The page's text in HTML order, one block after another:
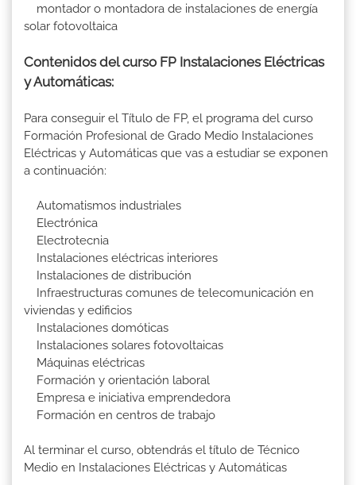
montador o montadora de instalaciones de energía
solar fotovoltaica
Contenidos del curso FP Instalaciones Eléctricas
y Automáticas:
Para conseguir el Título de FP, el programa del curso
Formación Profesional de Grado Medio Instalaciones
Eléctricas y Automáticas que vas a estudiar se exponen
a continuación:
Automatismos industriales
Electrónica
Electrotecnia
Instalaciones eléctricas interiores
Instalaciones de distribución
Infraestructuras comunes de telecomunicación en
viviendas y edificios
Instalaciones domóticas
Instalaciones solares fotovoltaicas
Máquinas eléctricas
Formación y orientación laboral
Empresa e iniciativa emprendedora
Formación en centros de trabajo
Al terminar el curso, obtendrás el título de Técnico
Medio en Instalaciones Eléctricas y Automáticas